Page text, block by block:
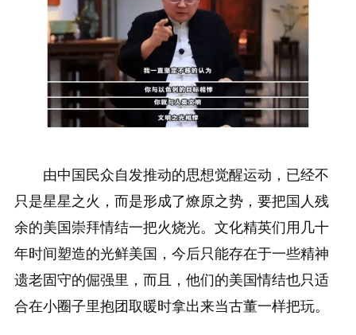
由中国民众自发推动的思想觉醒运动，已经不
只是星星之火，而是形成了燎原之势，要把国人残
余的美国崇拜情结一把火烧光。文化精英们用几十
年时间塑造的光鲜美国，今后只能存在于一些精神
遗老固守的倔强里，而且，他们的美国情结也只适
合在小圈子里抱团取暖时拿出来当古董一样把玩。